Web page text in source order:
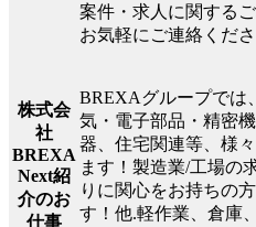
案件・求人に関する
お気軽にご連絡くださ
株式会
社
BREXA
Next紹
介のお
仕事
BREXAグループでは
気・電子部品・精密
器、住宅関連等、様
ます！製造業/工場の
りに関心をお持ちの
す！他.軽作業、倉庫